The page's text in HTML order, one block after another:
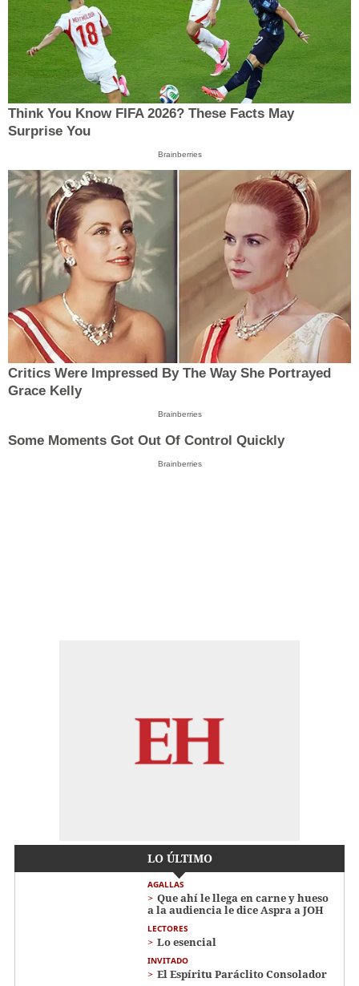
Think You Know FIFA 2026? These Facts May
Surprise You
Brainberries
Critics Were Impressed By The Way She Portrayed
Grace Kelly
Brainberries
Some Moments Got Out Of Control Quickly
Brainberries
LO ÚLTIMO
AGALLAS
Que ahí le llega en carne y hueso
a la audiencia le dice Aspra a JOH
LECTORES
Lo esencial
INVITADO
El Espíritu Paráclito Consolador